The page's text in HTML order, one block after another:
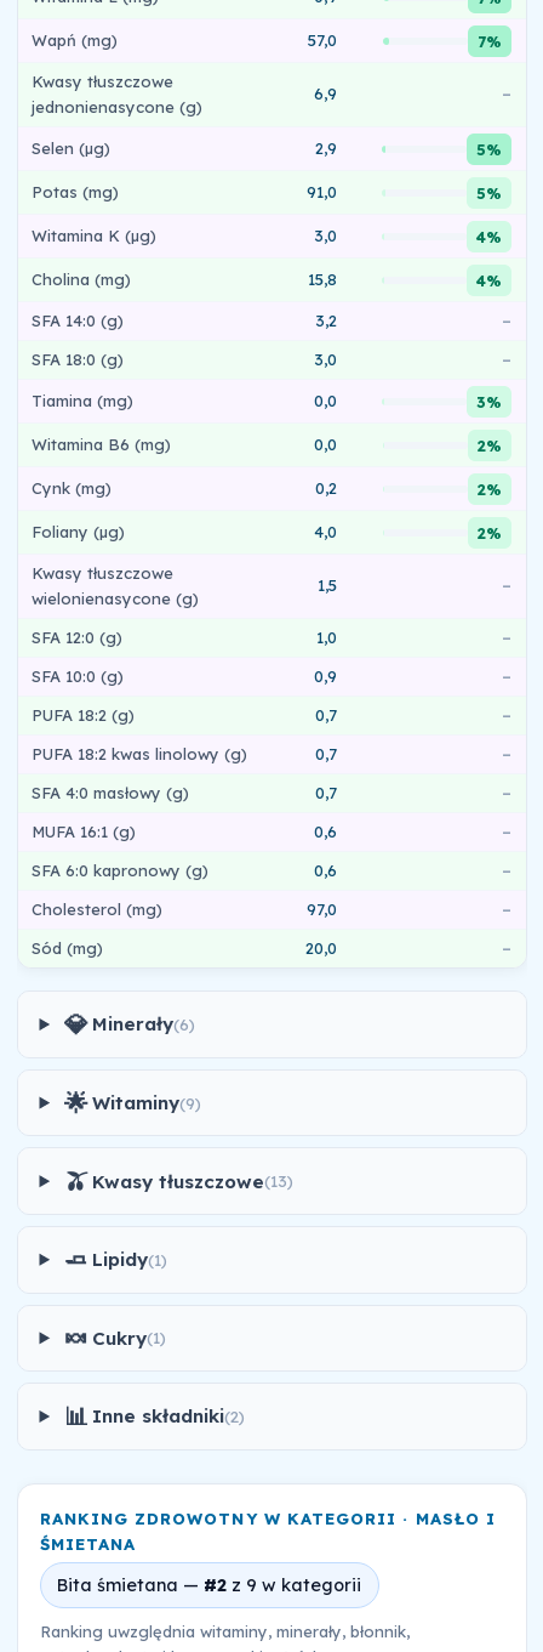
Wapń (mg) 57,0 7%
Kwasy tłuszczowe
jednonienasycone (g)
6,9 –
Selen (µg) 2,9 5%
Potas (mg) 91,0 5%
Witamina K (µg) 3,0 4%
Cholina (mg) 15,8 4%
SFA 14:0 (g) 3,2
–
SFA 18:0 (g)
3,0 –
Tiamina (mg) 0,0 3%
Witamina B6 (mg) 0,0 2%
Cynk (mg) 0,2 2%
Foliany (µg) 4,0 2%
Kwasy tłuszczowe
wielonienasycone (g)
1,5 –
SFA 12:0 (g) 1,0
–
SFA 10:0 (g)
0,9
–
PUFA 18:2 (g)
0,7
–
PUFA 18:2 kwas linolowy (g)
0,7
–
SFA 4:0 masłowy (g)
0,7
–
MUFA 16:1 (g)
0,6
–
SFA 6:0 kapronowy (g)
0,6
–
Cholesterol (mg)
97,0
–
Sód (mg)
20,0 –
💎 Minerały(6)
🌟 Witaminy(9)
🫒 Kwasy tłuszczowe(13)
🧈 Lipidy(1)
🍬 Cukry(1)
📊 Inne składniki(2)
RANKING ZDROWOTNY W KATEGORII · MASŁO I
ŚMIETANA
Bita śmietana — #2 z 9 w kategorii
Ranking uwzględnia witaminy, minerały, błonnik,